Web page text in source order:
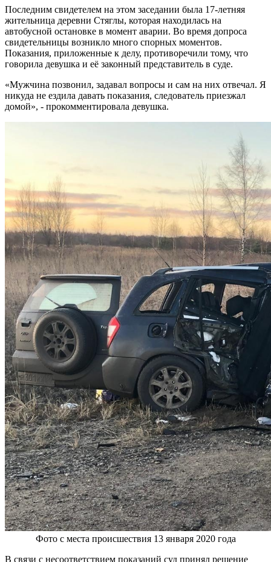
Последним свидетелем на этом заседании была 17-летняя
жительница деревни Стяглы, которая находилась на
автобусной остановке в момент аварии. Во время допроса
свидетельницы возникло много спорных моментов.
Показания, приложенные к делу, противоречили тому, что
говорила девушка и её законный представитель в суде.
«Мужчина позвонил, задавал вопросы и сам на них отвечал. Я
никуда не ездила давать показания, следователь приезжал
домой», - прокомментировала девушка.
Фото с места происшествия 13 января 2020 года
В связи с несоответствием показаний суд принял решение